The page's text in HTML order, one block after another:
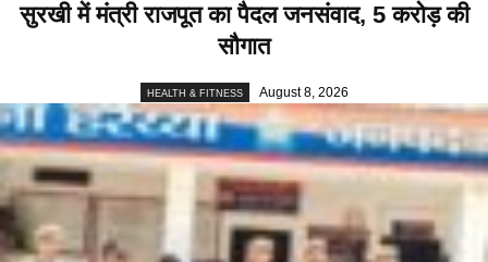
सुरखी में मंत्री राजपूत का पैदल जनसंवाद, 5 करोड़ की
सौगात
HEALTH & FITNESS August 8, 2026